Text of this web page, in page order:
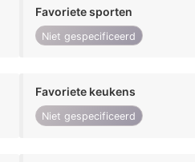
Favoriete sporten
Niet gespecificeerd
Favoriete keukens
Niet gespecificeerd